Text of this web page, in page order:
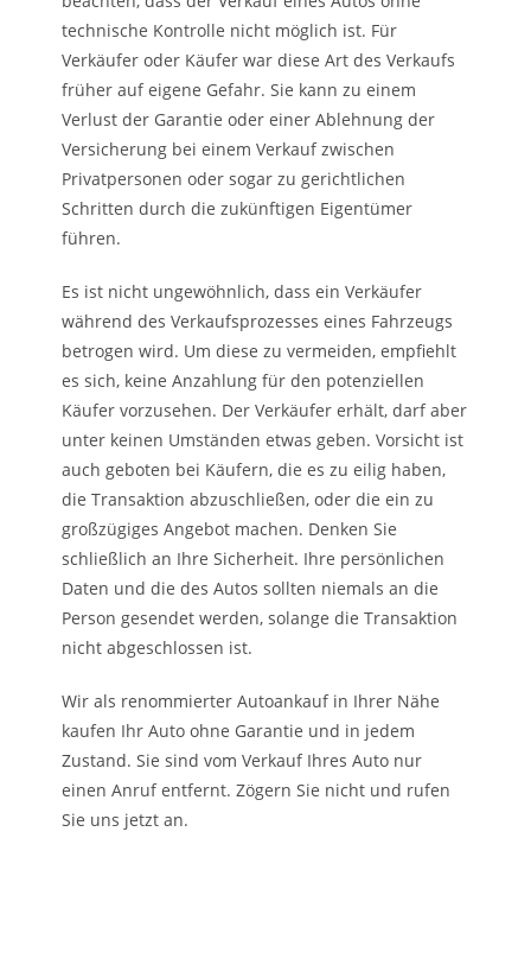
technische Kontrolle nicht möglich ist. Für
Verkäufer oder Käufer war diese Art des Verkaufs
früher auf eigene Gefahr. Sie kann zu einem
Verlust der Garantie oder einer Ablehnung der
Versicherung bei einem Verkauf zwischen
Privatpersonen oder sogar zu gerichtlichen
Schritten durch die zukünftigen Eigentümer
führen.
Es ist nicht ungewöhnlich, dass ein Verkäufer
während des Verkaufsprozesses eines Fahrzeugs
betrogen wird. Um diese zu vermeiden, empfiehlt
es sich, keine Anzahlung für den potenziellen
Käufer vorzusehen. Der Verkäufer erhält, darf aber
unter keinen Umständen etwas geben. Vorsicht ist
auch geboten bei Käufern, die es zu eilig haben,
die Transaktion abzuschließen, oder die ein zu
großzügiges Angebot machen. Denken Sie
schließlich an Ihre Sicherheit. Ihre persönlichen
Daten und die des Autos sollten niemals an die
Person gesendet werden, solange die Transaktion
nicht abgeschlossen ist.
Wir als renommierter Autoankauf in Ihrer Nähe
kaufen Ihr Auto ohne Garantie und in jedem
Zustand. Sie sind vom Verkauf Ihres Auto nur
einen Anruf entfernt. Zögern Sie nicht und rufen
Sie uns jetzt an.